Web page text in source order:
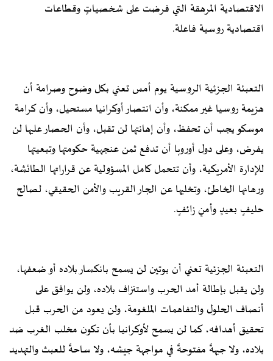
الاقتصادية المرهقة التي فرضت على شخصياتٍ وقطاعات
اقتصادية روسية فاعلة.
التعبئة الجزئية الروسية يوم أمس تعني بكل وضوح وصرامة أن
هزيمة روسيا غير ممكنة، وأن انتصار أوكرانيا مستحيل، وأن كرامة
موسكو يجب أن تحفظ، وأن إهانتها لن تقبل، وأن الحصار عليها لن
يفرض، وعلى دول أوروبا أن تدفع ثمن عنجهية حكومتها وتبعيتها
للإدارة الأمريكية، وأن تتحمل كامل المسؤولية عن قراراتها الطائشة،
ورهانها الخاطئ، وتخليها عن الجار القريب والأمن الحقيقي، لصالح
حليفٍ بعيدٍ وأمنٍ زائفٍ.
التعبئة الجزئية تعني أن بوتين لن يسمح بانكسار بلاده أو ضعفها،
ولن يقبل بإطالة أمد الحرب واستنزاف بلاده، ولن يوافق على
أنصاف الحلول والتفاهمات الملغومة، ولن يعود من الحرب قبل
تحقيق أهدافه، كما لن يسمح لأوكرانيا بأن تكون مخلب الغرب ضد
بلاده، ولا جبهةً مفتوحةً في مواجهة جيشه، ولا ساحةً للعبث والتهديد